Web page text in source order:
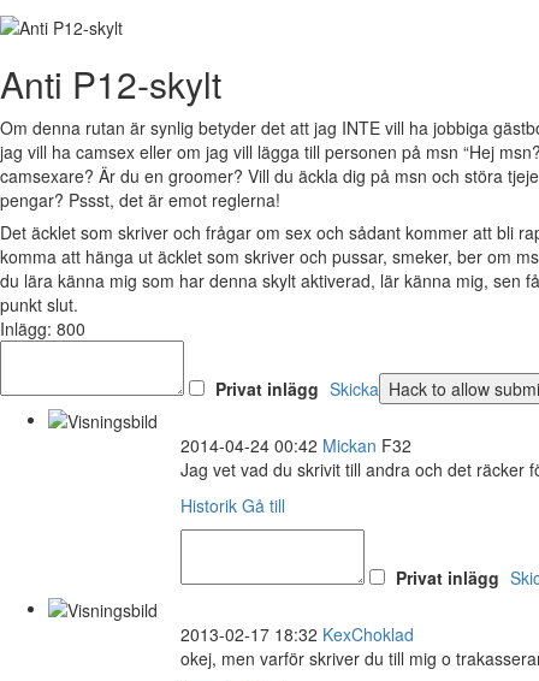
Anti P12-skylt
Om denna rutan är synlig betyder det att jag INTE vill ha jobbiga
jag vill ha camsex eller om jag vill lägga till personen på msn “Hej
camsexare? Är du en groomer? Vill du äckla dig på msn och störa
pengar? Pssst, det är emot reglerna!
Det äcklet som skriver och frågar om sex och sådant kommer att bli
komma att hänga ut äcklet som skriver och pussar, smeker, ber om
du lära känna mig som har denna skylt aktiverad, lär känna mig,
punkt slut.
Inlägg: 800
Privat inlägg Skicka
2014-04-24 00:42 Mickan F32
Jag vet vad du skrivit till andra och det räcker
Historik Gå till
Privat inlägg
2013-02-17 18:32 KexChoklad
okej, men varför skriver du till mig o